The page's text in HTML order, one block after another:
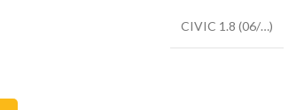
CIVIC 1.8 (06/…)